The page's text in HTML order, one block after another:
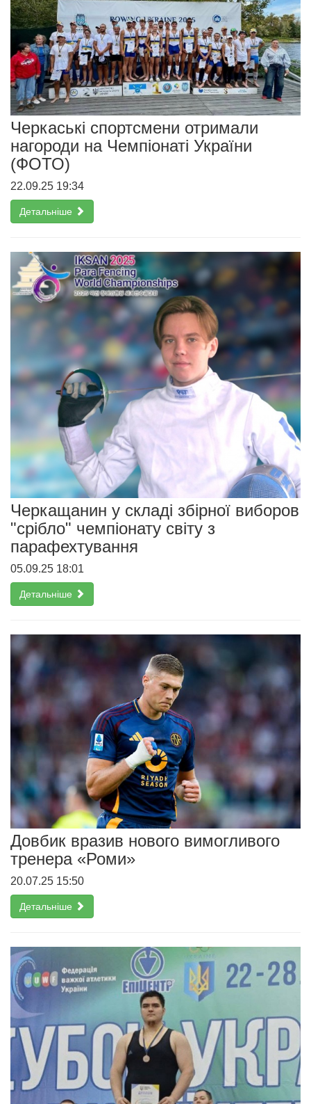
Черкаські спортсмени отримали
нагороди на Чемпіонаті України
(ФОТО)
22.09.25 19:34
Детальніше
Черкащанин у складі збірної виборов
"срібло" чемпіонату світу з
парафехтування
05.09.25 18:01
Детальніше
Довбик вразив нового вимогливого
тренера «Роми»
20.07.25 15:50
Детальніше